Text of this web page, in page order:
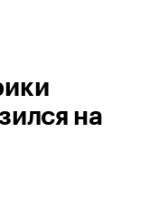
на